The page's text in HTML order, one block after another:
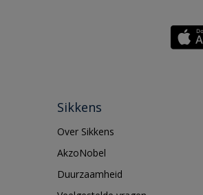
Sikkens
Over Sikkens
AkzoNobel
Duurzaamheid